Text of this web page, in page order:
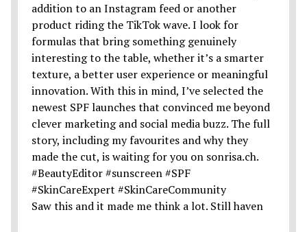
Saw this and it made me think a lot. Still haven